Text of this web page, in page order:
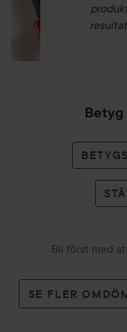
Betyg
Bli först med
SE FLER